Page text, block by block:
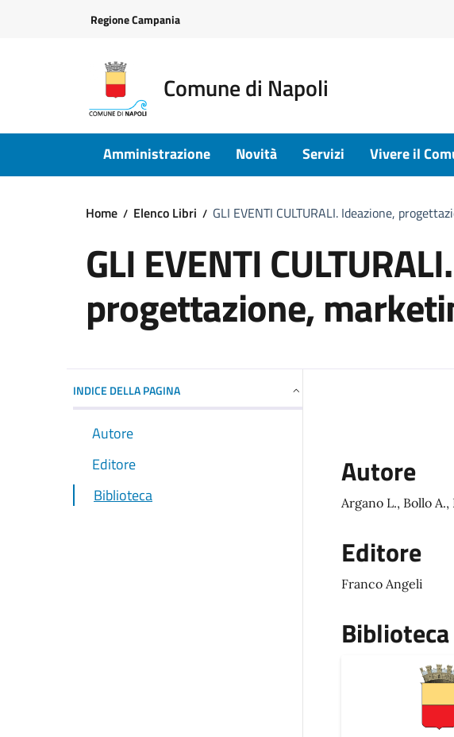
Regione Campania
Comune di Napoli
Amministrazione Novità Servizi Vivere il
Home Elenco Libri GLI EVENTI CULTURALI. Ideazione,
GLI EVENTI
progettazione,
INDICE DELLA PAGINA
Autore
Editore
Biblioteca
Autore
Argano L., Bollo A.,
Editore
Franco Angeli
Biblioteca